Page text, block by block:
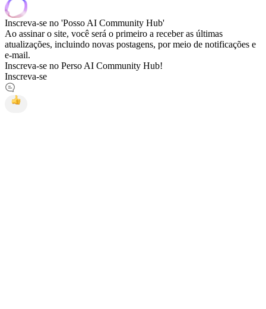
Inscreva-se no 'Posso AI Community Hub'
Ao assinar o site, você será o primeiro a receber as últimas
atualizações, incluindo novas postagens, por meio de notificações e
e-mail.
Inscreva-se no Perso AI Community Hub!
Inscreva-se